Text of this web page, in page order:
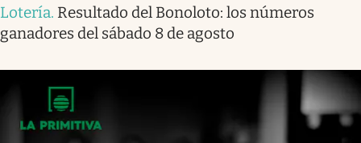
Lotería. Resultado del Bonoloto: los números
ganadores del sábado 8 de agosto